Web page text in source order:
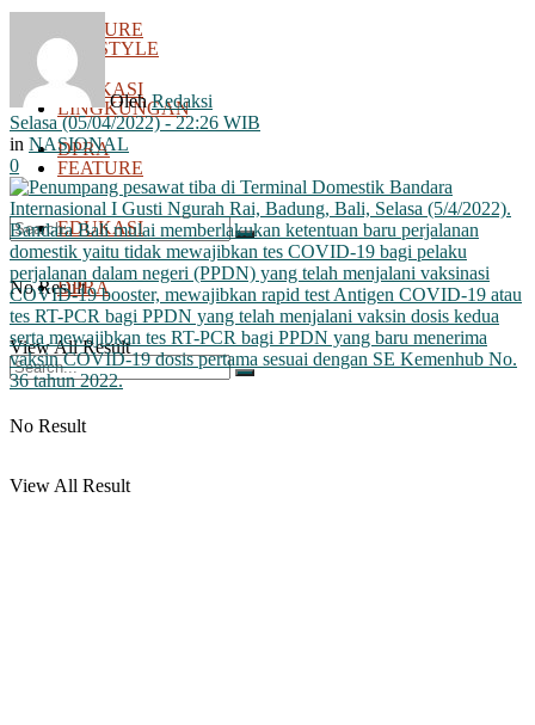
FEATURE
EDUKASI
DPRA
No Result
View All Result
LIFESTYLE
LINGKUNGAN
FEATURE
EDUKASI
DPRA
No Result
View All Result
Oleh Redaksi
Selasa (05/04/2022) - 22:26 WIB
in NASIONAL
0